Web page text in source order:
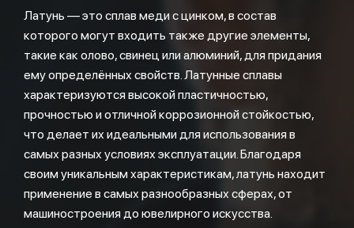
Латунь — это сплав меди с цинком, в состав
которого могут входить также другие элементы,
такие как олово, свинец или алюминий, для придания
ему определённых свойств. Латунные сплавы
характеризуются высокой пластичностью,
прочностью и отличной коррозионной стойкостью,
что делает их идеальными для использования в
самых разных условиях эксплуатации. Благодаря
своим уникальным характеристикам, латунь находит
применение в самых разнообразных сферах, от
машиностроения до ювелирного искусства.